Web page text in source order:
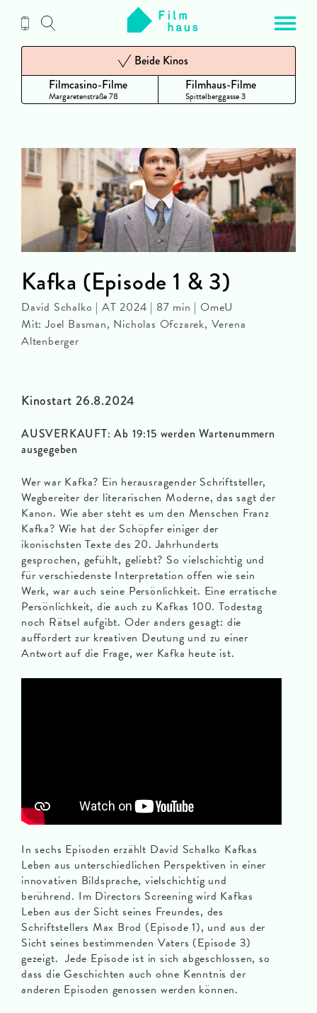
Inhalt
Filmcasino-Filme
Margaretenstraße 78
Beide Kinos
Filmhaus-Filme
Spittelberggasse 3
Kinostart 26.8.2024
AUSVERKAUFT: Ab 19:15 werden Wartenummern
ausgegeben
Wer war Kafka? Ein herausragender Schriftsteller,
Wegbereiter der literarischen Moderne, das sagt der
Kanon. Wie aber steht es um den Menschen Franz
Kafka? Wie hat der Schöpfer einiger der
ikonischsten Texte des 20. Jahrhunderts
gesprochen, gefühlt, geliebt? So vielschichtig und
für verschiedenste Interpretation offen wie sein
Werk, war auch seine Persönlichkeit. Eine erratische
Persönlichkeit, die auch zu Kafkas 100. Todestag
noch Rätsel aufgibt. Oder anders gesagt: die
auffordert zur kreativen Deutung und zu einer
Antwort auf die Frage, wer Kafka heute ist.
In sechs Episoden erzählt David Schalko Kafkas
Leben aus unterschiedlichen Perspektiven in einer
innovativen Bildsprache, vielschichtig und
berührend. Im Directors Screening wird Kafkas
Leben aus der Sicht seines Freundes, des
Schriftstellers Max Brod (Episode 1), und aus der
Sicht seines bestimmenden Vaters (Episode 3)
gezeigt. Jede Episode ist in sich abgeschlossen, so
dass die Geschichten auch ohne Kenntnis der
anderen Episoden genossen werden können.
Kafka (Episode 1 & 3)
David Schalko | AT 2024 | 87 min | OmeU
Mit: Joel Basman, Nicholas Ofczarek, Verena
Altenberger